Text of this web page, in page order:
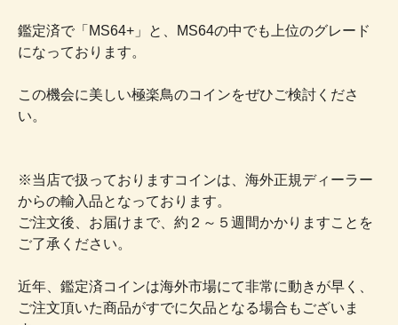
鑑定済で「MS64+」と、MS64の中でも上位のグレード
になっております。
この機会に美しい極楽鳥のコインをぜひご検討くださ
い。
※当店で扱っておりますコインは、海外正規ディーラー
からの輸入品となっております。
ご注文後、お届けまで、約２～５週間かかりますことを
ご了承ください。
近年、鑑定済コインは海外市場にて非常に動きが早く、
ご注文頂いた商品がすでに欠品となる場合もございま